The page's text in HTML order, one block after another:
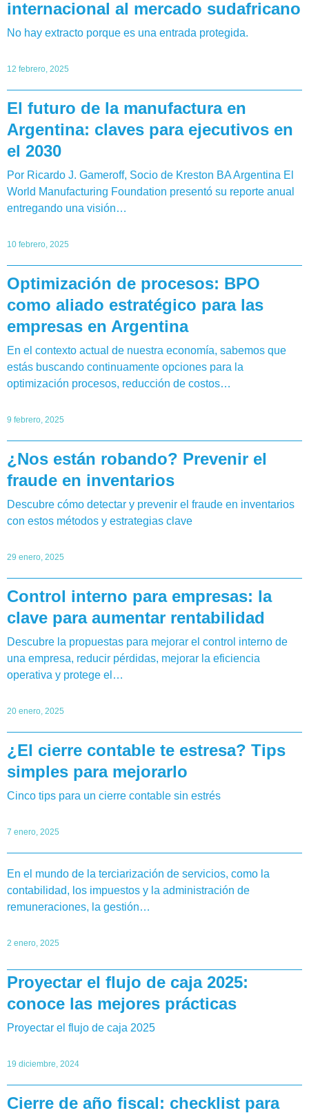
internacional al mercado sudafricano
No hay extracto porque es una entrada protegida.
12 febrero, 2025
El futuro de la manufactura en
Argentina: claves para ejecutivos en
el 2030
Por Ricardo J. Gameroff, Socio de Kreston BA Argentina El
World Manufacturing Foundation presentó su reporte anual
entregando una visión…
10 febrero, 2025
Optimización de procesos: BPO
como aliado estratégico para las
empresas en Argentina
En el contexto actual de nuestra economía, sabemos que
estás buscando continuamente opciones para la
optimización procesos, reducción de costos…
9 febrero, 2025
¿Nos están robando? Prevenir el
fraude en inventarios
Descubre cómo detectar y prevenir el fraude en inventarios
con estos métodos y estrategias clave
29 enero, 2025
Control interno para empresas: la
clave para aumentar rentabilidad
Descubre la propuestas para mejorar el control interno de
una empresa, reducir pérdidas, mejorar la eficiencia
operativa y protege el…
20 enero, 2025
¿El cierre contable te estresa? Tips
simples para mejorarlo
Cinco tips para un cierre contable sin estrés
7 enero, 2025
En el mundo de la terciarización de servicios, como la
contabilidad, los impuestos y la administración de
remuneraciones, la gestión…
2 enero, 2025
Proyectar el flujo de caja 2025:
conoce las mejores prácticas
Proyectar el flujo de caja 2025
19 diciembre, 2024
Cierre de año fiscal: checklist para